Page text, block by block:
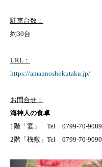
駐車台数：
約30台
URL：
https://amannoshokutaku.jp/
お問合せ：
海神人の食卓
1階「宴」 Tel 0799-70-9089
2階「桟敷」Tel 0799-70-9090